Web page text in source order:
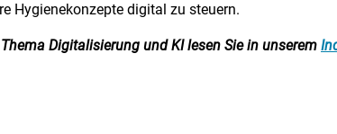
Hygienekonzepte digital zu steuern.
Digitalisierung und KI lesen Sie in unserem